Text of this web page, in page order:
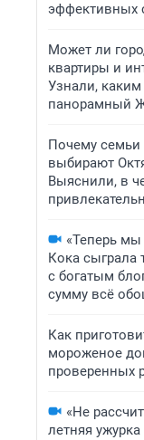
эффективных
Может ли
квартиры и
Узнали,
панорамный
Почему семьи
выбирают
Выяснили, в
«Теперь
Кока сыграла
с богатым
сумму всё
Как
мороженое
проверенных
«Не
летняя